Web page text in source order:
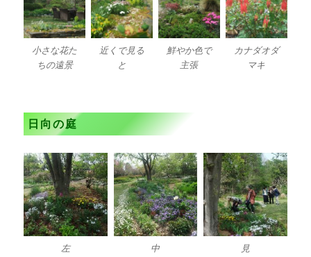
小さな花た
ちの遠景
近くで見る
と
鮮やか色で
主張
カナダオダ
マキ
日向の庭
左
中
見